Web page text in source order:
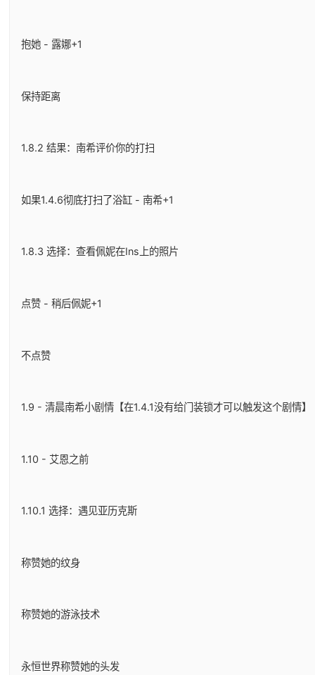
抱她 - 露娜+1
保持距离
1.8.2 结果：南希评价你的打扫
如果1.4.6彻底打扫了浴缸 - 南希+1
1.8.3 选择：查看佩妮在Ins上的照片
点赞 - 稍后佩妮+1
不点赞
1.9 - 清晨南希小剧情【在1.4.1没有给门装锁才可以触发这个剧情】
1.10 - 艾恩之前
1.10.1 选择：遇见亚历克斯
称赞她的纹身
称赞她的游泳技术
永恒世界称赞她的头发